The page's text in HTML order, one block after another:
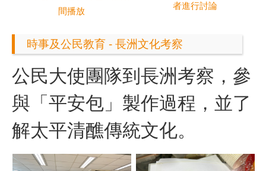
間播放
者進行討論
時事及公民教育 - 長洲文化考察
公民大使團隊到長洲考察，參
與「平安包」製作過程，並了
解太平清醮傳統文化。